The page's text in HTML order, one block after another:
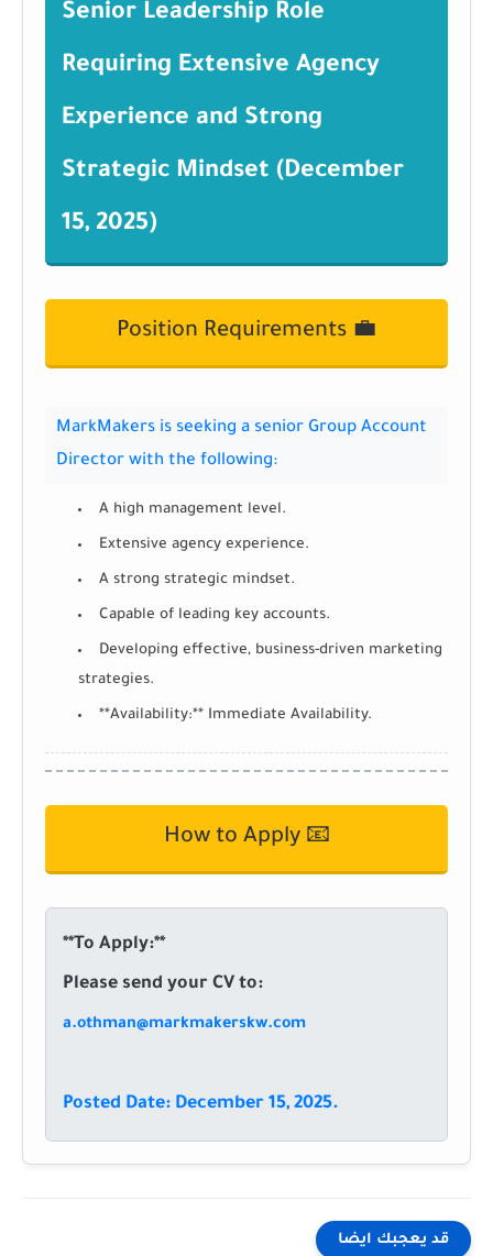
Senior Leadership Role
Requiring Extensive Agency
Experience and Strong
Strategic Mindset (December
15, 2025)
Position Requirements 💼
MarkMakers is seeking a senior Group Account
Director with the following:
A high management level.
Extensive agency experience.
A strong strategic mindset.
Capable of leading key accounts.
Developing effective, business-driven marketing
strategies.
**Availability:** Immediate Availability.
How to Apply 📧
**To Apply:**
Please send your CV to:
a.othman@markmakerskw.com
Posted Date: December 15, 2025.
قد يعجبك ايضا